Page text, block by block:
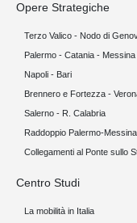
Opere Strategiche
Terzo Valico - Nodo di
Palermo - Catania - Messina
Napoli - Bari
Brennero e Fortezza -
Salerno - R. Calabria
Raddoppio Palermo-Messina
Collegamenti al Ponte sullo
Centro Studi
La mobilità in Italia